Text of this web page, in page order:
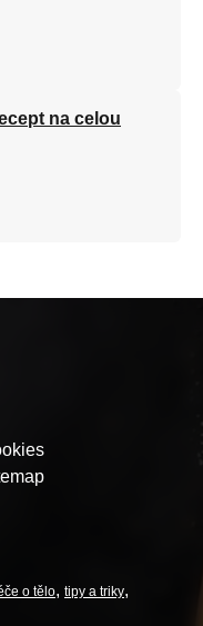
na celou
o tělo tipy a triky